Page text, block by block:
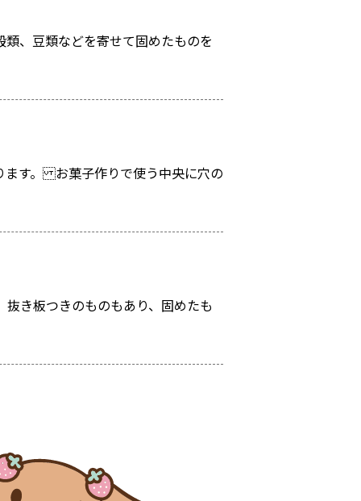
、豆類などを寄せて固めたものを
ます。 お菓子作りで使う中央に穴の
き板つきのものもあり、固めたも